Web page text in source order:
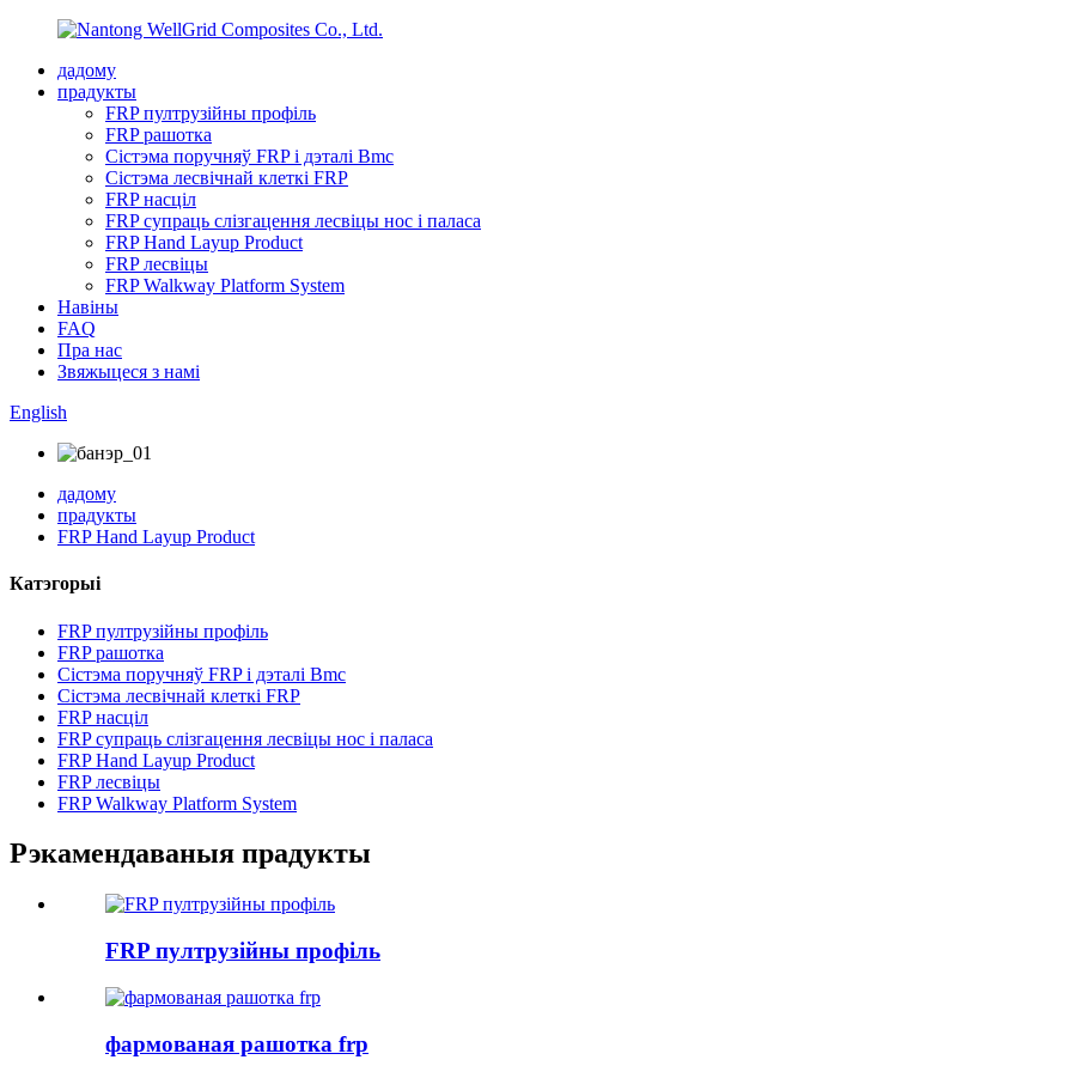
дадому
прадукты
FRP пултрузійны профіль
FRP рашотка
Сістэма поручняў FRP і дэталі Bmc
Сістэма лесвічнай клеткі FRP
FRP насціл
FRP супраць слізгацення лесвіцы нос і паласа
FRP Hand Layup Product
FRP лесвіцы
FRP Walkway Platform System
Навіны
FAQ
Пра нас
Звяжыцеся з намі
English
дадому
прадукты
FRP Hand Layup Product
Катэгорыі
FRP пултрузійны профіль
FRP рашотка
Сістэма поручняў FRP і дэталі Bmc
Сістэма лесвічнай клеткі FRP
FRP насціл
FRP супраць слізгацення лесвіцы нос і паласа
FRP Hand Layup Product
FRP лесвіцы
FRP Walkway Platform System
Рэкамендаваныя прадукты
FRP пултрузійны профіль
фармованая рашотка frp